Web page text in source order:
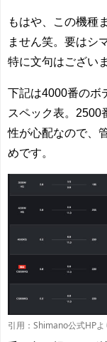
もはや、この機種
ません笑。要はシ
特に文句はござい
下記は4000番のボ
スペック表。2500
性が心配なので、
めです。
引用：Shimano公式HPよ